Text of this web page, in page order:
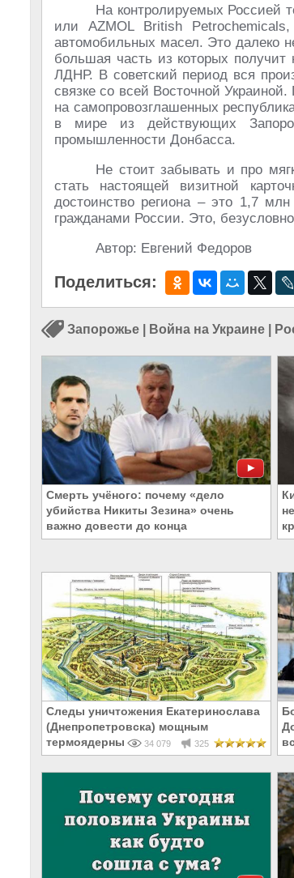
На контролируемых Россией
или AZMOL British
автомобильных масел. Это далеко
большая часть из которых
ЛДНР. В советский период вся
связке со всей Восточной Украиной.
на самопровозглашенных
в мире из действующих
промышленности Донбасса.
Не стоит забывать и про
стать настоящей визитной
достоинство региона – это 1,7
гражданами России. Это,
Автор: Евгений Федоров
Поделиться:
Запорожье Война на Украине
Смерть учёного: почему «дело
убийства Никиты Зезина» очень
важно довести до конца
Следы уничтожения Екатеринослава
(Днепропетровска) мощным
термоядерным взрывом в 1785 году
34 079 325